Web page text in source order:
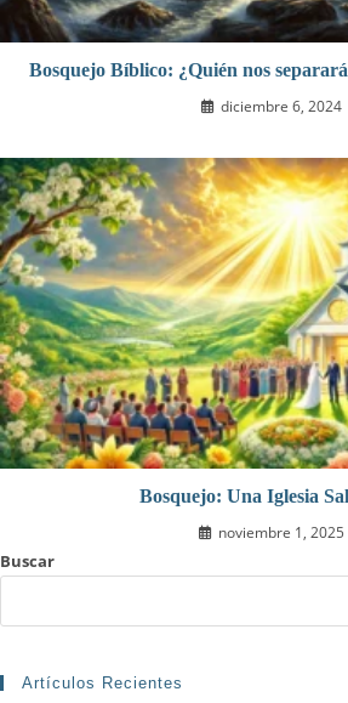
Bosquejo Bíblico: ¿Quién nos
diciembre 6, 2024
Bosquejo: Una Iglesia
noviembre 1, 2025
Buscar
Artículos Recientes